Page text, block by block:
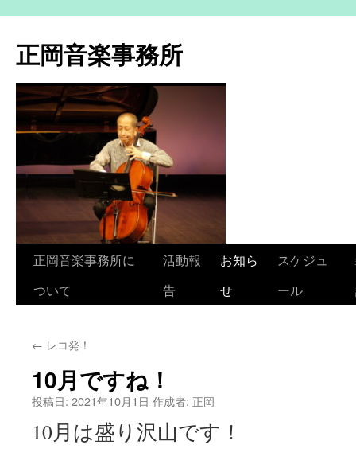
テ
ン
へ
ス
ッ
正岡音楽事務所
正岡音楽事務所に
ついて
活動報
告
お知ら
せ
スケジュ
ール
← レコ発！
10月ですね！
投稿日: 2021年10月1日 作成者: 正岡
10月は盛り沢山です！